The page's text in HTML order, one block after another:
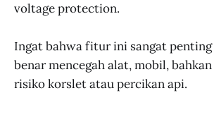
voltage protection.
Ingat bahwa fitur ini sangat
benar mencegah alat, mobil,
risiko korslet atau percikan api.